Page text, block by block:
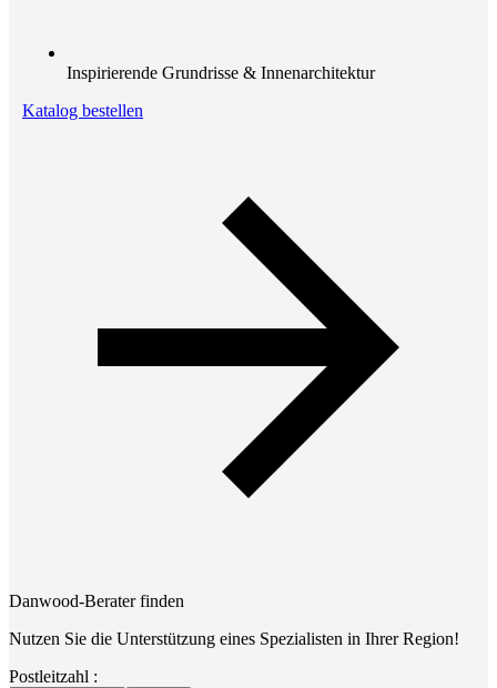
Inspirierende Grundrisse & Innenarchitektur
Katalog bestellen
Danwood-Berater finden
Nutzen Sie die Unterstützung eines Spezialisten in Ihrer Region!
Postleitzahl :